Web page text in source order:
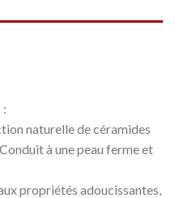
:
naturelle de céramides
à une peau ferme et
propriétés adoucissantes,